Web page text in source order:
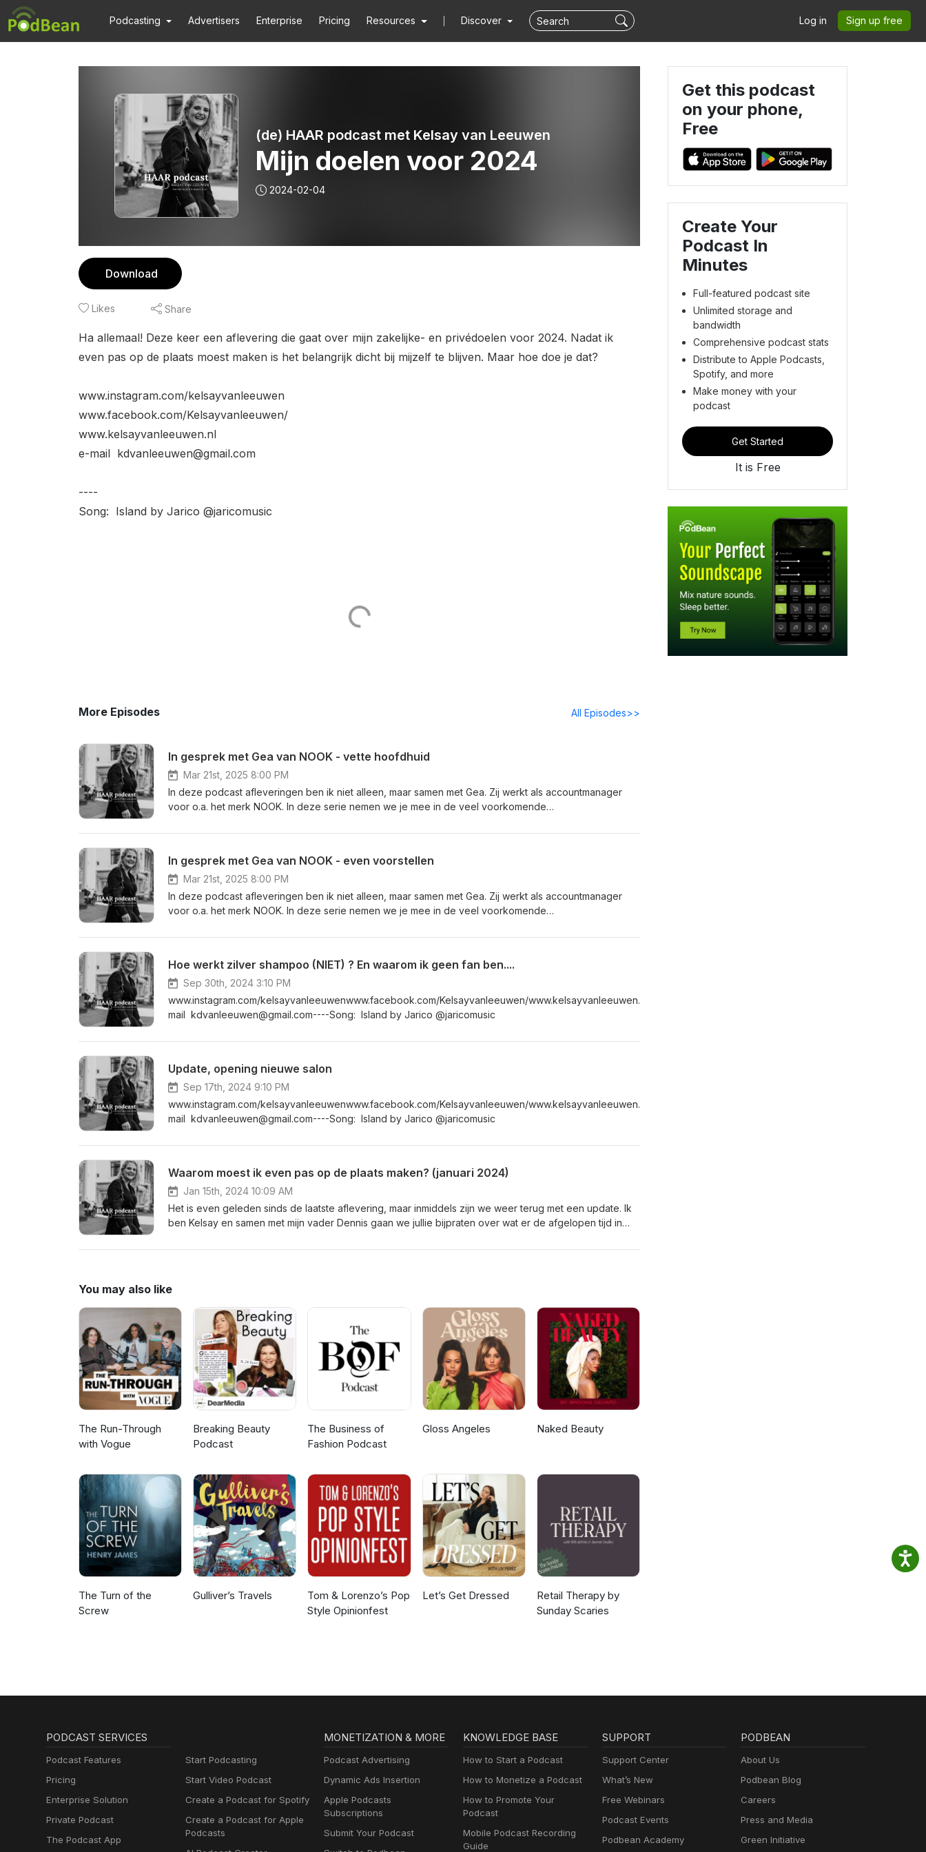
Podcasting Advertisers Enterprise Pricing Resources Discover Log in Sign up free
(de) HAAR podcast met Kelsay van Leeuwen
Mijn doelen voor 2024
2024-02-04
Download
Likes Share
Ha allemaal! Deze keer een aflevering die gaat over mijn zakelijke- en privédoelen voor 2024. Nadat ik
even pas op de plaats moest maken is het belangrijk dicht bij mijzelf te blijven. Maar hoe doe je dat?
www.instagram.com/kelsayvanleeuwen
www.facebook.com/Kelsayvanleeuwen/
www.kelsayvanleeuwen.nl
e-mail kdvanleeuwen@gmail.com
----
Song: Island by Jarico @jaricomusic
More Episodes All Episodes>>
In gesprek met Gea van NOOK - vette hoofdhuid
Mar 21st, 2025 8:00 PM
In deze podcast afleveringen ben ik niet alleen, maar samen met Gea. Zij werkt als accountmanager
voor o.a. het merk NOOK. In deze serie nemen we je mee in de veel voorkomende
In gesprek met Gea van NOOK - even voorstellen
Mar 21st, 2025 8:00 PM
In deze podcast afleveringen ben ik niet alleen, maar samen met Gea. Zij werkt als accountmanager
voor o.a. het merk NOOK. In deze serie nemen we je mee in de veel voorkomende
Hoe werkt zilver shampoo (NIET) ? En waarom ik geen fan ben....
Sep 30th, 2024 3:10 PM
www.instagram.com/kelsayvanleeuwenwww.facebook.com/Kelsayvanleeuwen/www.kelsayvanleeuwen.nle-
mail kdvanleeuwen@gmail.com----Song: Island by Jarico @jaricomusic
Update, opening nieuwe salon
Sep 17th, 2024 9:10 PM
www.instagram.com/kelsayvanleeuwenwww.facebook.com/Kelsayvanleeuwen/www.kelsayvanleeuwen.nle-
mail kdvanleeuwen@gmail.com----Song: Island by Jarico @jaricomusic
Waarom moest ik even pas op de plaats maken? (januari 2024)
Jan 15th, 2024 10:09 AM
Het is even geleden sinds de laatste aflevering, maar inmiddels zijn we weer terug met een update. Ik
ben Kelsay en samen met mijn vader Dennis gaan we jullie bijpraten over wat er de afgelopen tijd in
bij mij is gebeurd. Zowel op persoonlijk vlak als in mijn professionele leven moest ik even een stapje
www.instagram.com/kelsayvanleeuwenwww.facebook.com/Kelsayvanleeuwen/www.kelsayvanleeuwen.nle-
mail kdvanleeuwen@gmail.com----Song: Island by Jarico @jaricomusic
You may also like
The Run-Through
with Vogue
Breaking Beauty
Podcast
The Business of
Fashion Podcast
Gloss Angeles Naked Beauty
The Turn of the
Screw
Gulliver’s Travels
Tom & Lorenzo’s Pop
Style Opinionfest
Let’s Get Dressed
Retail Therapy by
Sunday Scaries
Get this podcast
on your phone,
Free
Create Your
Podcast In
Minutes
Full-featured podcast site
Unlimited storage and
bandwidth
Comprehensive podcast stats
Distribute to Apple Podcasts,
Spotify, and more
Make money with your
podcast
Get Started
It is Free
PODCAST SERVICES
Podcast Features
Pricing
Enterprise Solution
Private Podcast
The Podcast App
Start Podcasting
Start Video Podcast
Create a Podcast for Spotify
Create a Podcast for Apple
Podcasts
MONETIZATION & MORE
Podcast Advertising
Dynamic Ads Insertion
Apple Podcasts
Subscriptions
Submit Your Podcast
KNOWLEDGE BASE
How to Start a Podcast
How to Monetize a Podcast
How to Promote Your
Podcast
Mobile Podcast Recording
Guide
SUPPORT
Support Center
What’s New
Free Webinars
Podcast Events
Podbean Academy
PODBEAN
About Us
Podbean Blog
Careers
Press and Media
Green Initiative